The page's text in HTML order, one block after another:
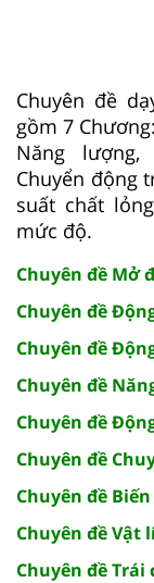
Chuyên đề
gồm 7
Năng
Chuyển động
suất chất
mức độ.
Chuyên đề Mở
Chuyên đề
Chuyên đề
Chuyên đề
Chuyên đề
Chuyên đề
Chuyên đề
Chuyên đề Vật
Chuyên đề